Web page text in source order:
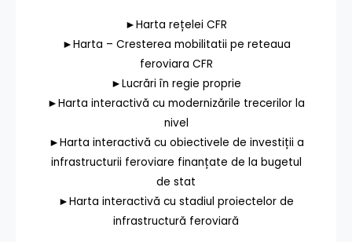
►Harta rețelei CFR
►Harta – Cresterea mobilitatii pe reteaua
feroviara CFR
►Lucrări în regie proprie
►Harta interactivă cu modernizările trecerilor la
nivel
►Harta interactivă cu obiectivele de investiții a
infrastructurii feroviare finanțate de la bugetul
de stat
►Harta interactivă cu stadiul proiectelor de
infrastructură feroviară